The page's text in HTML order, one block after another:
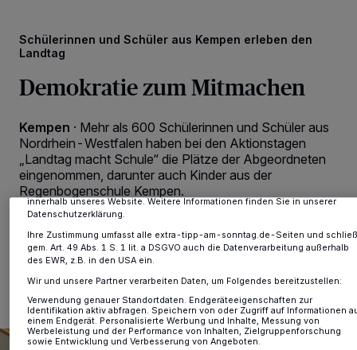
Schülerinnen und Schüler aus Kempen erleben den
Landtag
Demokratie zum Mitmachen
Kempen · Mehr als 600 Schülerinnen und Schüler aus
Nordrhein-Westfalen haben bei den Aktionstagen
„Landtag macht Schule“ die Plätze der Abgeordneten
eingenommen, darunter auch Kinder aus der
Regenbogenschule Kempen.
29.05.2026 , 17:41 Uhr
Wir und unsere218-Partner speichern und greifen auf personenbezogene
„Wir und unsere Partner verarbeiten Daten, um Ihnen Dienste
aufgeführten Zwecke. Wenn Tracker deaktiviert sind, sind manche Inhalte
und Anzeigen möglicherweise nicht mehr so relevant für Sie. Sie können
dieses Menü jederzeit wieder aufrufen, um Ihre Einstellungen zu ändern
Ihre Einwilligung zu widerrufen, indem Sie auf den Link Einstellungen oder
Ablehnen am unteren Rand der Webseite klicken. Ihre Einstellungen gelten
innerhalb unseres Website. Weitere Informationen finden Sie in unserer
Datenschutzerklärung.
Ihre Zustimmung umfasst alle extra-tipp-am-sonntag.de-Seiten und
gem. Art. 49 Abs. 1 S. 1 lit. a DSGVO auch die Datenverarbeitung außerhalb
des EWR, z.B. in den USA ein.
Wir und unsere Partner verarbeiten Daten, um Folgendes bereitzustellen:
Verwendung genauer Standortdaten. Endgeräteeigenschaften zur
Identifikation aktiv abfragen. Speichern von oder Zugriff auf Informationen
einem Endgerät. Personalisierte Werbung und Inhalte, Messung von
Werbeleistung und der Performance von Inhalten, Zielgruppenforschung
sowie Entwicklung und Verbesserung von Angeboten.